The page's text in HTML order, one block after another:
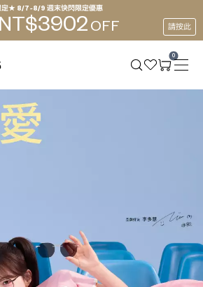
定★ 8/7~8/9 週末快閃限定優惠
NT$3902 OFF 請按此
0
無需追加費用